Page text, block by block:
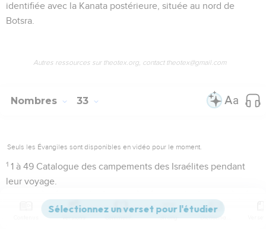
identifiée avec la Kanata postérieure, située au nord de
Botsra.
Autres ressources sur theotex.org, contact theotex@gmail.com
Nombres 33
Seuls les Évangiles sont disponibles en vidéo pour le moment.
1 1 à 49 Catalogue des campements des Israélites pendant
leur voyage.
Ce catalogue, tiré du document élohiste, nous est transmis
comme ayant été écrit par Moïse lui-même sur l'ordre de
Versions Commentaires Strong